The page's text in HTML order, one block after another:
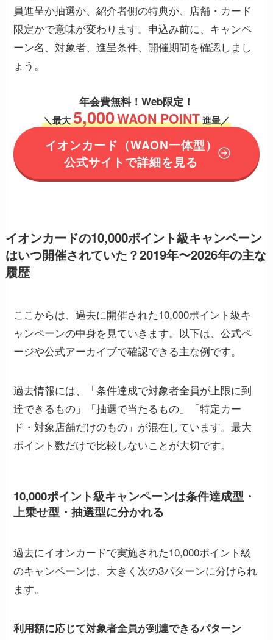
員進呈か抽選か、紹介者側の特典か、店舗・カード
限定かで意味が変わります。申込み前に、キャンペ
ーン名、対象者、進呈条件、開催期間を確認しまし
ょう。
年会費無料！ Web限定！
＼最大5,000WAON POINT進呈／
イオンカード （WAON一体型）
公式サイトで詳細を見る
イオンカードの10,000ポイント級キャンペーン
はいつ開催されていた？2019年〜2026年の主な
履歴
ここからは、過去に開催された10,000ポイント級キ
ャンペーンの中身を見ていきます。以下は、公式ペ
ージや公式アーカイブで確認できる主な例です。
過去情報には、「条件達成で対象者全員が上限に到
達できるもの」「抽選で当たるもの」「特定カー
ド・対象店舗だけのもの」が混在しています。最大
ポイント数だけで比較しないことが大切です。
10,000ポイント級キャンペーンは条件達成型・
上乗せ型・抽選型に分かれる
過去にイオンカードで実施された10,000ポイント級
のキャンペーンは、大きく次の3パターンに分けられ
ます。
利用額に応じて対象者全員が到達できるパターン